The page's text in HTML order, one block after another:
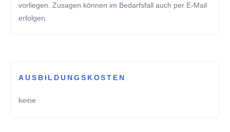
vorliegen. Zusagen können im Bedarfsfall auch per E-Mail
erfolgen.
AUSBILDUNGSKOSTEN
keine